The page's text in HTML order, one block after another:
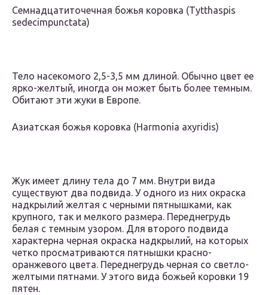
Семнадцатиточечная божья коровка (Tytthaspis
sedecimpunctata)
Тело насекомого 2,5-3,5 мм длиной. Обычно цвет ее
ярко-желтый, иногда он может быть более темным.
Обитают эти жуки в Европе.
Азиатская божья коровка (Harmonia axyridis)
Жук имеет длину тела до 7 мм. Внутри вида
существуют два подвида. У одного из них окраска
надкрылий желтая с черными пятнышками, как
крупного, так и мелкого размера. Переднегрудь
белая с темным узором. Для второго подвида
характерна черная окраска надкрылий, на которых
четко просматриваются пятнышки красно-
оранжевого цвета. Переднегрудь черная со светло-
желтыми пятнами. У этого вида божьей коровки 19
пятен.